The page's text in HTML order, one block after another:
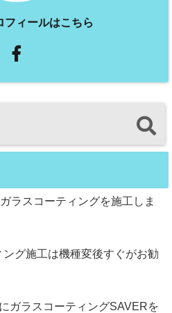
フィールはこちら
ラスコーティングを施工しま
グ施工は機種変後すぐがお勧
ガラスコーティングSAVERを